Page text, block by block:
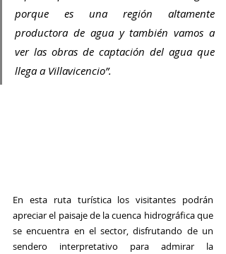
porque es una región altamente
productora de agua y también vamos a
ver las obras de captación del agua que
llega a Villavicencio”.
En esta ruta turística los visitantes podrán
apreciar el paisaje de la cuenca hidrográfica que
se encuentra en el sector, disfrutando de un
sendero interpretativo para admirar la